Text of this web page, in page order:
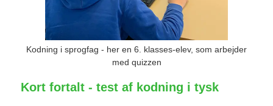
Kodning i sprogfag - her en 6. klasses-elev, som arbejder
med quizzen
Kort fortalt - test af kodning i tysk